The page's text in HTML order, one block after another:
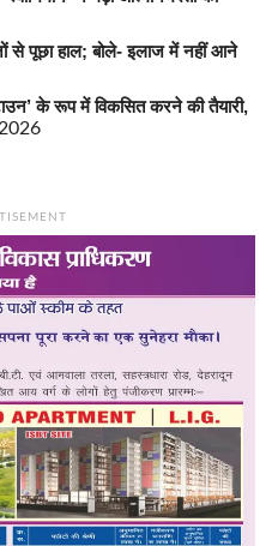
से पूछा हाल; बोले- इलाज में नहीं आने
के रूप में विकसित करने की तैयारी,